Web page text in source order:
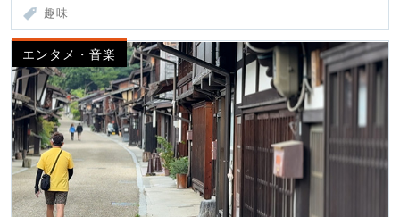
趣味
エンタメ・音楽